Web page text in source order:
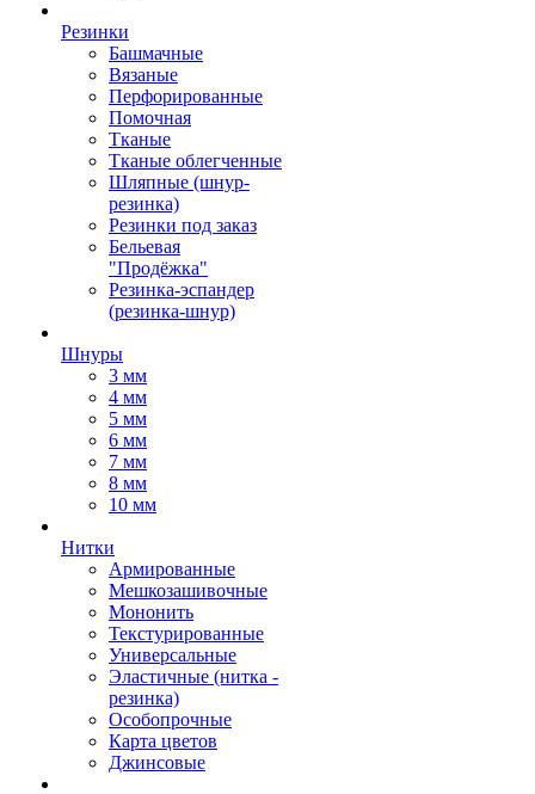
Резинки
Башмачные
Вязаные
Перфорированные
Помочная
Тканые
Тканые облегченные
Шляпные (шнур-
резинка)
Резинки под заказ
Бельевая
"Продёжка"
Резинка-эспандер
(резинка-шнур)
Шнуры
3 мм
4 мм
5 мм
6 мм
7 мм
8 мм
10 мм
Нитки
Армированные
Мешкозашивочные
Мононить
Текстурированные
Универсальные
Эластичные (нитка -
резинка)
Особопрочные
Карта цветов
Джинсовые